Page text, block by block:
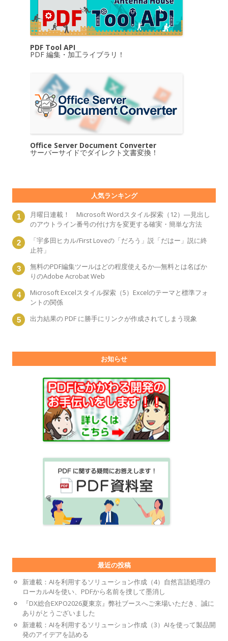
PDF Tool API
PDF 編集・加工ライブラリ！
Office Server Document Converter
サーバーサイドでダイレクト文書変換！
人気ランキング
月曜日連載！ Microsoft Wordスタイル探索（12）―見出し
のアウトライン番号の付け方を変更する確実・簡単な方法
「宇多田ヒカル/First Loveの「だろう」説「だはー」説に終
止符」
無料のPDF編集ツールはどの程度使えるか―無料とは名ばか
りのAdobe Acrobat Web
Microsoft Excelスタイル探索（5）Excelのテーマと標準フォ
ントの関係
出力結果の PDF に勝手にリンクが作成されてしまう現象
お知らせ
最近の投稿
新連載：AIを利用するソリューション作成（4）自然言語処理の
ローカルAIを使い、PDFから名前を捜して墨消し
『DX総合EXPO2026夏東京』弊社ブースへご来場いただき、誠に
ありがとうございました
新連載：AIを利用するソリューション作成（3）AIを使って製品開
発のアイデアを詰める